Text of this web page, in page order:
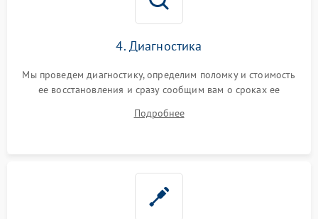
4. Диагностика
Мы проведем диагностику, определим поломку и стоимость
ее восстановления и сразу сообщим вам о сроках ее
Подробнее